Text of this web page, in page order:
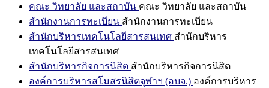
คณะ วิทยาลัย และสถาบัน คณะ วิทยาลัย และสถาบัน
สำนักงานการทะเบียน สำนักงานการทะเบียน
สำนักบริหารเทคโนโลยีสารสนเทศ สำนักบริหาร
เทคโนโลยีสารสนเทศ
สำนักบริหารกิจการนิสิต สำนักบริหารกิจการนิสิต
องค์การบริหารสโมสรนิสิตจุฬาฯ (อบจ.) องค์การบริหาร